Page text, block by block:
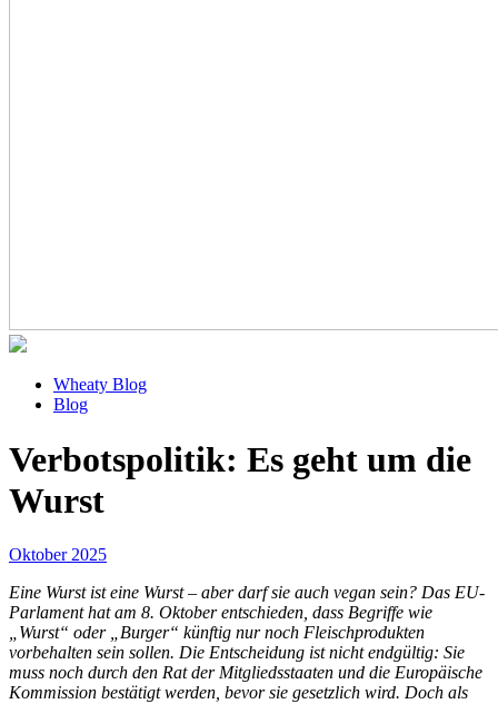
Wheaty Blog
Blog
Verbotspolitik: Es geht um die
Wurst
Oktober 2025
Eine Wurst ist eine Wurst – aber darf sie auch vegan sein? Das EU-
Parlament hat am 8. Oktober entschieden, dass Begriffe wie
„Wurst“ oder „Burger“ künftig nur noch Fleischprodukten
vorbehalten sein sollen. Die Entscheidung ist nicht endgültig: Sie
muss noch durch den Rat der Mitgliedsstaaten und die Europäische
Kommission bestätigt werden, bevor sie gesetzlich wird. Doch als